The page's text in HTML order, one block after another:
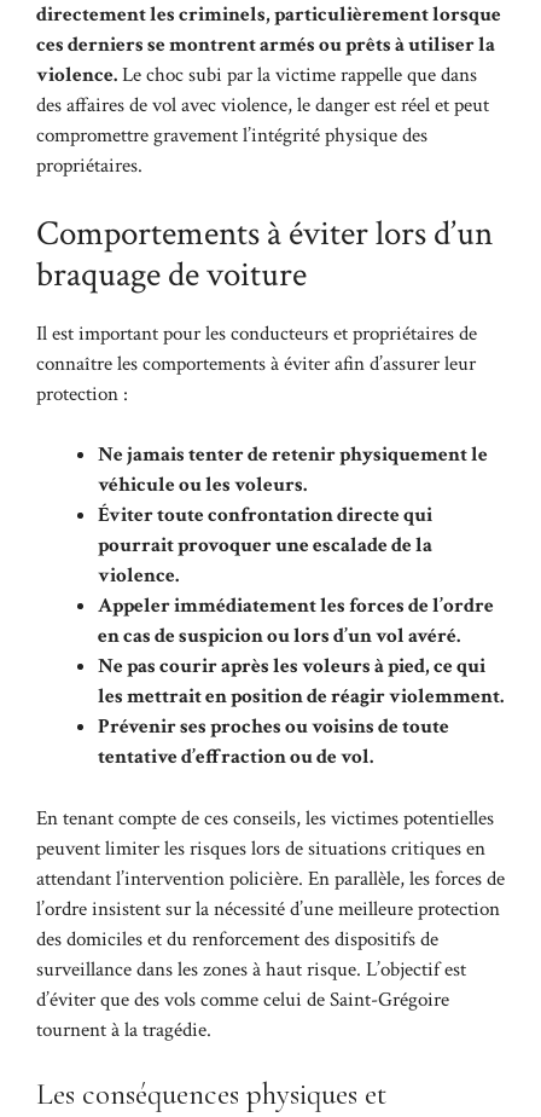
directement les criminels, particulièrement lorsque
ces derniers se montrent armés ou prêts à utiliser la
violence.Le choc subi par la victime rappelle que dans
des affaires de vol avec violence, le danger est réel et peut
compromettre gravement l’intégrité physique des
propriétaires.
Comportements à éviter lors d’un
braquage de voiture
Il est important pour les conducteurs et propriétaires de
connaître les comportements à éviter afin d’assurer leur
protection :
Ne jamais tenter de retenir physiquement le
véhicule ou les voleurs.
Éviter toute confrontation directe qui
pourrait provoquer une escalade de la
violence.
Appeler immédiatement les forces de l’ordre
en cas de suspicion ou lors d’un vol avéré.
Ne pas courir après les voleurs à pied, ce qui
les mettrait en position de réagir violemment.
Prévenir ses proches ou voisins de toute
tentative d’effraction ou de vol.
En tenant compte de ces conseils, les victimes potentielles
peuvent limiter les risques lors de situations critiques en
attendant l’intervention policière. En parallèle, les forces de
l’ordre insistent sur la nécessité d’une meilleure protection
des domiciles et du renforcement des dispositifs de
surveillance dans les zones à haut risque. L’objectif est
d’éviter que des vols comme celui de Saint-Grégoire
tournent à la tragédie.
Les conséquences physiques et